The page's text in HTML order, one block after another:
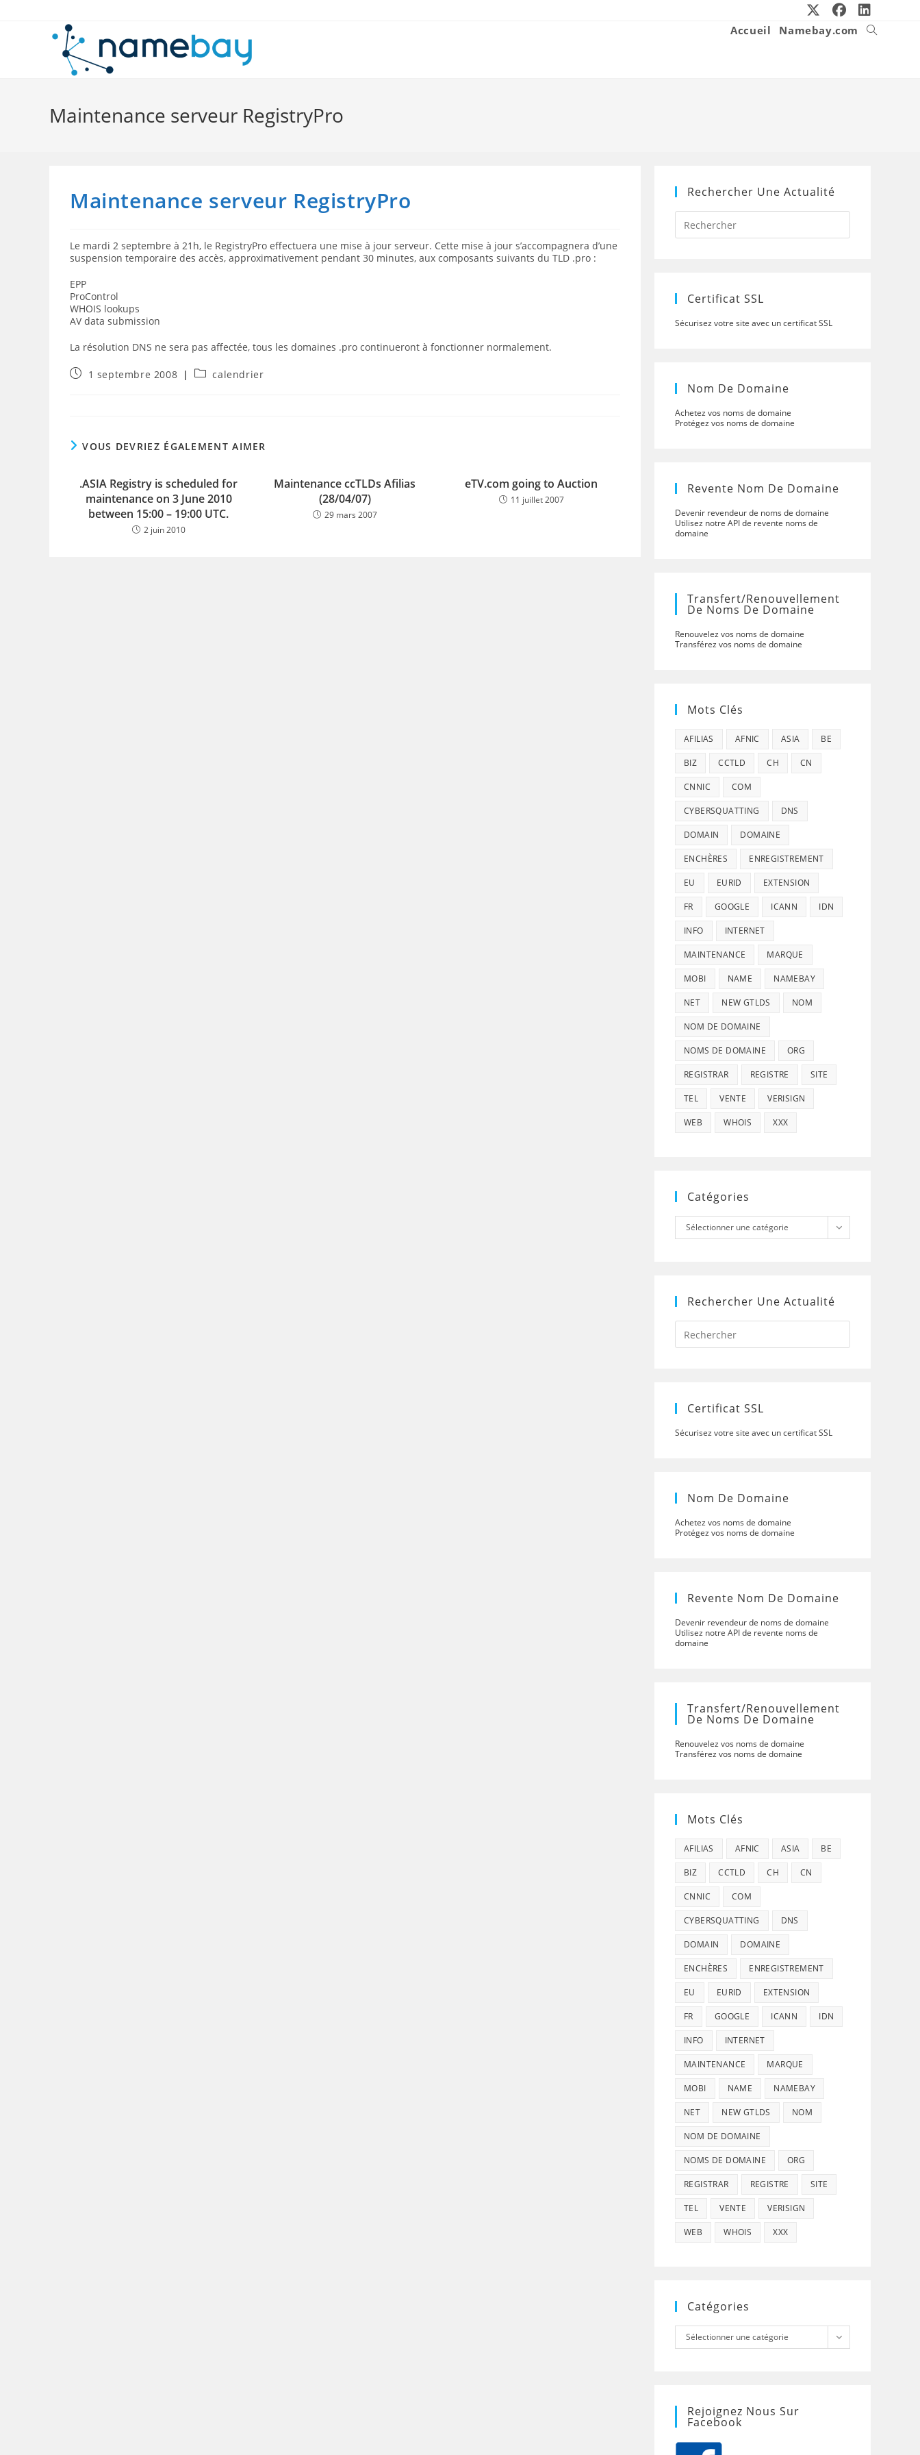
Accueil Namebay.com
Toggle
Maintenance serveur RegistryPro
Maintenance serveur RegistryPro
Le mardi 2 septembre à 21h, le RegistryPro effectuera une mise à jour serveur. Cette mise à jour s’accompagnera d’une
suspension temporaire des accès, approximativement pendant 30 minutes, aux composants suivants du TLD .pro :
EPP
ProControl
WHOIS lookups
AV data submission
La résolution DNS ne sera pas affectée, tous les domaines .pro continueront à fonctionner normalement.
Publication
1 septembre 2008
Postcalendrier
VOUS DEVRIEZ ÉGALEMENT AIMER
.ASIA Registry is scheduled for
maintenance on 3 June 2010
between 15:00 – 19:00 UTC.
2 juin 2010
Maintenance ccTLDs Afilias
(28/04/07)
29 mars 2007
eTV.com going to Auction
11 juillet 2007
Rechercher Une Actualité
Press
to
Certificat SSL
Sécurisez votre site avec un certificat SSL
Nom De Domaine
Achetez vos noms de domaine
Protégez vos noms de domaine
Revente Nom De Domaine
Devenir revendeur de noms de domaine
Utilisez notre API de revente noms de
domaine
Transfert/renouvellement
De Noms De Domaine
Renouvelez vos noms de domaine
Transférez vos noms de domaine
Mots Clés
AFILIAS AFNIC ASIA BE
BIZ CCTLD CH CN
CNNIC COM
CYBERSQUATTING DNS
DOMAIN DOMAINE
ENCHÈRES ENREGISTREMENT
EU EURID EXTENSION
FR GOOGLE ICANN IDN
INFO INTERNET
MAINTENANCE MARQUE
MOBI NAME NAMEBAY
NET NEW GTLDS NOM
NOM DE DOMAINE
NOMS DE DOMAINE ORG
REGISTRAR REGISTRE SITE
TEL VENTE VERISIGN
WEB WHOIS XXX
Catégories
Catégories
Sélectionner une catégorie
Rechercher Une Actualité
Press
to
Certificat SSL
Sécurisez votre site avec un certificat SSL
Nom De Domaine
Achetez vos noms de domaine
Protégez vos noms de domaine
Revente Nom De Domaine
Devenir revendeur de noms de domaine
Utilisez notre API de revente noms de
domaine
Transfert/renouvellement
De Noms De Domaine
Renouvelez vos noms de domaine
Transférez vos noms de domaine
Mots Clés
AFILIAS AFNIC ASIA BE
BIZ CCTLD CH CN
CNNIC COM
CYBERSQUATTING DNS
DOMAIN DOMAINE
ENCHÈRES ENREGISTREMENT
EU EURID EXTENSION
FR GOOGLE ICANN IDN
INFO INTERNET
MAINTENANCE MARQUE
MOBI NAME NAMEBAY
NET NEW GTLDS NOM
NOM DE DOMAINE
NOMS DE DOMAINE ORG
REGISTRAR REGISTRE SITE
TEL VENTE VERISIGN
WEB WHOIS XXX
Catégories
Catégories
Sélectionner une catégorie
Rejoignez Nous Sur
Facebook